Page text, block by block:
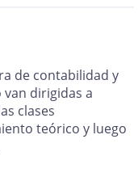
de contabilidad y
dirigidas a
clases
teórico y luego